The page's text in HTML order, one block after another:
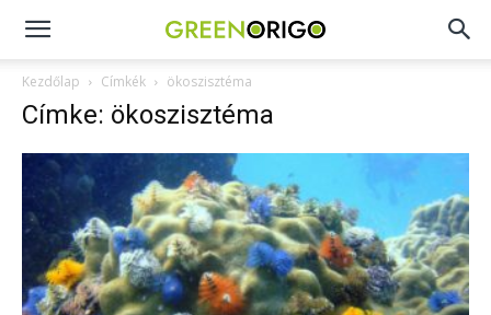
Green
Origo
portál
Kezdőlap Címkék ökoszisztéma
Címke: ökoszisztéma